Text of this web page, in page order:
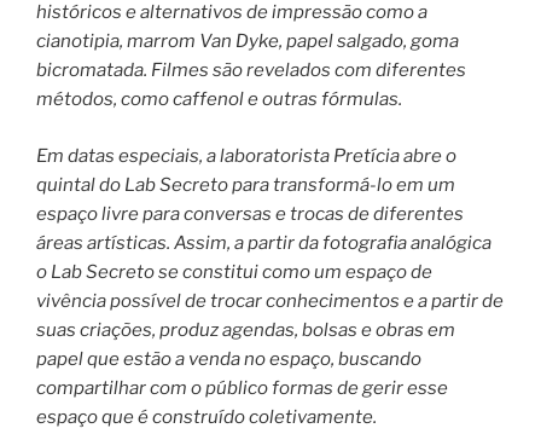
históricos e alternativos de impressão como a
cianotipia, marrom Van Dyke, papel salgado, goma
bicromatada. Filmes são revelados com diferentes
métodos, como caffenol e outras fórmulas.
Em datas especiais, a laboratorista Pretícia abre o
quintal do Lab Secreto para transformá-lo em um
espaço livre para conversas e trocas de diferentes
áreas artísticas. Assim, a partir da fotografia analógica
o Lab Secreto se constitui como um espaço de
vivência possível de trocar conhecimentos e a partir de
suas criações, produz agendas, bolsas e obras em
papel que estão a venda no espaço, buscando
compartilhar com o público formas de gerir esse
espaço que é construído coletivamente.